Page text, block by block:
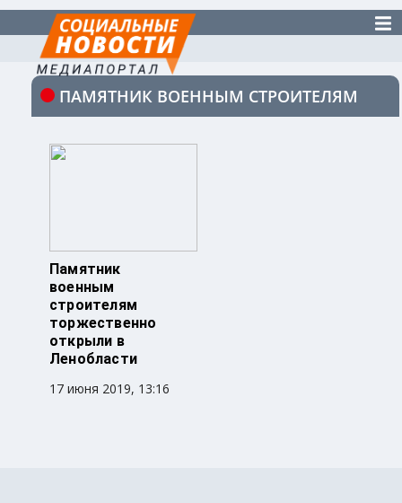
ПАМЯТНИК ВОЕННЫМ СТРОИТЕЛЯМ
Памятник
военным
строителям
торжественно
открыли в
Ленобласти
17 июня 2019, 13:16